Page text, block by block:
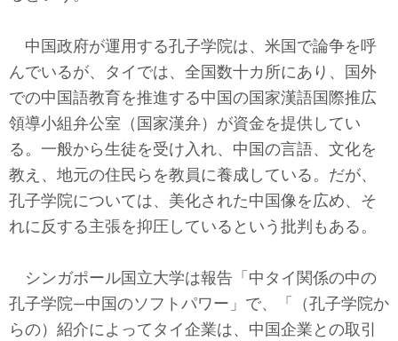
中国政府が運用する孔子学院は、米国で論争を呼
んでいるが、タイでは、全国数十カ所にあり、国外
での中国語教育を推進する中国の国家漢語国際推広
領導小組弁公室（国家漢弁）が資金を提供してい
る。一般から生徒を受け入れ、中国の言語、文化を
教え、地元の住民らを教員に養成している。だが、
孔子学院については、美化された中国像を広め、そ
れに反する主張を抑圧しているという批判もある。
シンガポール国立大学は報告「中タイ関係の中の
孔子学院―中国のソフトパワー」で、「（孔子学院か
らの）紹介によってタイ企業は、中国企業との取引